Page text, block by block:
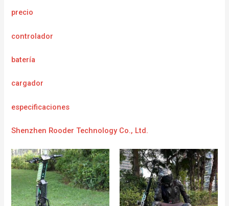
precio
controlador
batería
cargador
especificaciones
Shenzhen Rooder Technology Co., Ltd.